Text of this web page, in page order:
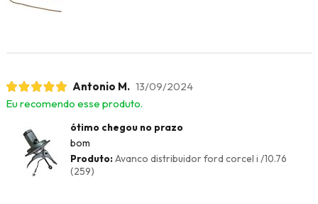
Antonio M. 13/09/2024
Eu recomendo esse produto.
ótimo chegou no prazo
bom
Produto:Avanco distribuidor ford corcel i /10.76
(259)